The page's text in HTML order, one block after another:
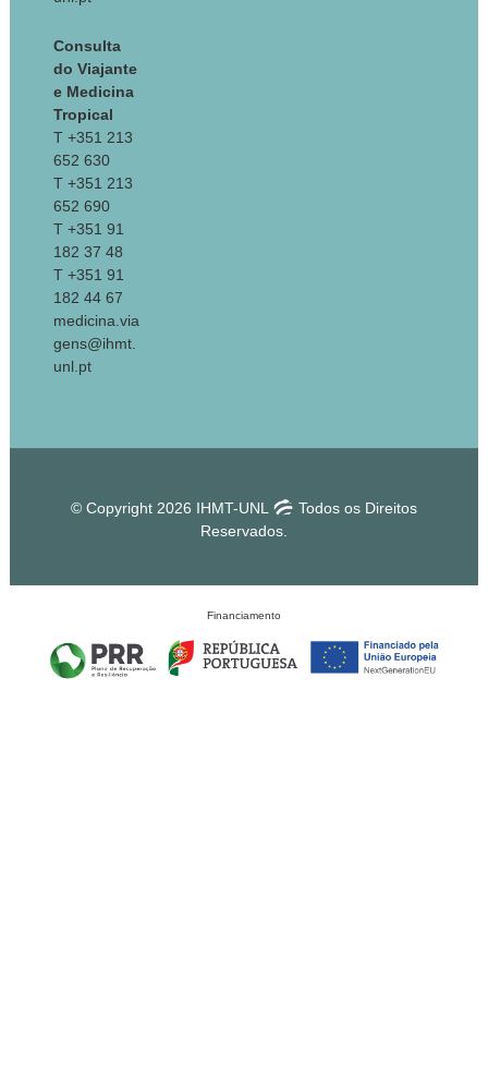
Consulta
do Viajante
e Medicina
Tropical
T +351 213
652 630
T +351 213
652 690
T +351 91
182 37 48
T +351 91
182 44 67
medicina.via
gens@ihmt.
unl.pt
© Copyright 2026 IHMT-UNL
Todos os Direitos
Reservados.
Financiamento